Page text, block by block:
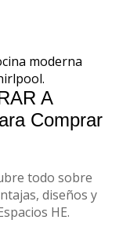
A
Comprar
todo sobre
diseños y
HE.